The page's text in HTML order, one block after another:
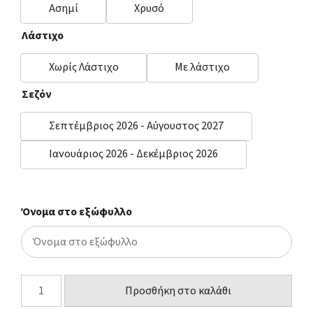
Ασημί
Χρυσό
Λάστιχο
Χωρίς Λάστιχο
Με λάστιχο
Σεζόν
Σεπτέμβριος 2026 - Αύγουστος 2027
Ιανουάριος 2026 - Δεκέμβριος 2026
Όνομα στο εξώφυλλο
Προσθήκη στο καλάθι